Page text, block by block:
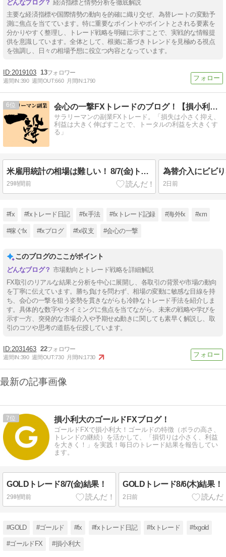
経済指標と情勢分析を徹底解説
主要な経済指標や国際情勢の動向を的確に織り交ぜ、為替レートの変動予
測に焦点を当てています。特に重要なポイントやポイントとされる要素を
分かりやすく整理し、トレード戦略を明確に示すことで、実戦的な情報提
供を意識しています。全体として、根拠に基づきトレンドを見極める視点
を強調し、日々の相場予想に役立つ内容となっています。
2019103 13
週間IN:390 週間OUT:660 月間IN:1790
6 会心の一撃FXトレードのブログ！【損小利大】
サラリーマンの副業FXトレード。「損失は小さく抑え、
利益は大きく伸ばすことで、トータルの利益を大きくす
る」
米雇用統計の相場は難しい！ 8/7(金)トレード結果
29時間前 2日前
#fx #fxトレード日記 #fx手法 #fxトレード記録 #海外fx #xm
#稼ぐfx #fxブログ #fx収支 #会心の一撃
このブログのここがポイント
市場動向とトレード戦略を詳細解説
FX取引のリアルな結果と分析を中心に展開し、各取引の背景や市場の動向
を丁寧に伝えています。勝ち負けを問わず、相場の変動に敏感な目線を持
ち、会心の一撃を狙う姿勢を貫きながらも冷静なトレード手法を紹介しま
す。具体的な数字やタイミングに焦点を当てながら、未来の戦略や学びを
示す一方、突発的な市場介入や予期せぬ動きに関しても素早く解説し、取
引のコツや思考の道筋を伝授しています。
2031463 22
週間IN:390 週間OUT:730 月間IN:1730
最新の記事画像
7 損小利大のゴールドFXブログ！
ゴールドFXで損小利大！ゴールドの特徴（ボラの高さ、
トレンドの継続）を活かして、「損切りは小さく、利益
を大きく！」を実践！毎日のトレード結果を報告してい
ます。
GOLDトレード8/7(金)結果！
29時間前
GOLDトレード8/6(木)結果！
2日前
#GOLD #ゴールド #fx #fxトレード日記 #fxトレード #fxgold
#ゴールドFX #損小利大